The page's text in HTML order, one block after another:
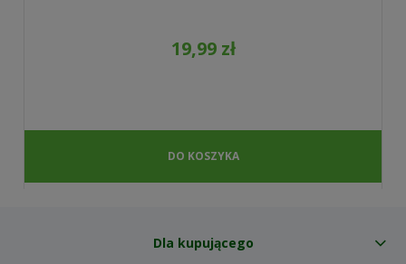
19,99 zł
DO KOSZYKA
Dla kupującego